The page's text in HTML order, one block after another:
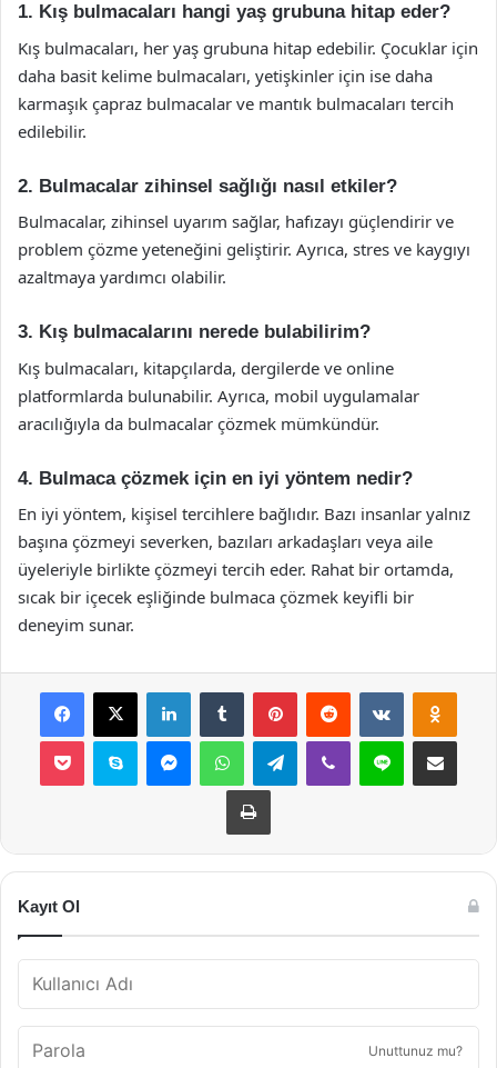
1. Kış bulmacaları hangi yaş grubuna hitap eder?
Kış bulmacaları, her yaş grubuna hitap edebilir. Çocuklar için
daha basit kelime bulmacaları, yetişkinler için ise daha
karmaşık çapraz bulmacalar ve mantık bulmacaları tercih
edilebilir.
2. Bulmacalar zihinsel sağlığı nasıl etkiler?
Bulmacalar, zihinsel uyarım sağlar, hafızayı güçlendirir ve
problem çözme yeteneğini geliştirir. Ayrıca, stres ve kaygıyı
azaltmaya yardımcı olabilir.
3. Kış bulmacalarını nerede bulabilirim?
Kış bulmacaları, kitapçılarda, dergilerde ve online
platformlarda bulunabilir. Ayrıca, mobil uygulamalar
aracılığıyla da bulmacalar çözmek mümkündür.
4. Bulmaca çözmek için en iyi yöntem nedir?
En iyi yöntem, kişisel tercihlere bağlıdır. Bazı insanlar yalnız
başına çözmeyi severken, bazıları arkadaşları veya aile
üyeleriyle birlikte çözmeyi tercih eder. Rahat bir ortamda,
sıcak bir içecek eşliğinde bulmaca çözmek keyifli bir
deneyim sunar.
Facebook
X LinkedInTumblr PinterestReddit VKontakte
Pocket Skype MessengerWhatsAppTelegramViber Line E-Posta ile
Yazdır
Kayıt Ol
Unuttunuz mu?